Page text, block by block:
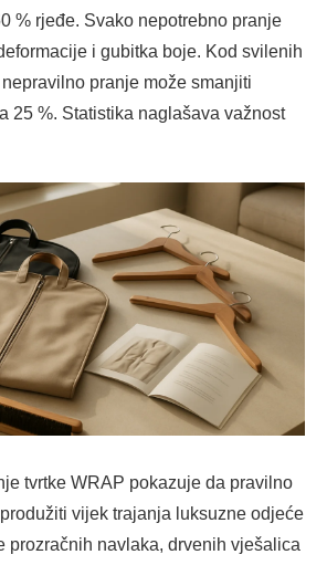
% rjeđe. Svako nepotrebno pranje
i gubitka boje. Kod svilenih
pranje može smanjiti
25 %. Statistika naglašava važnost
tvrtke WRAP pokazuje da pravilno
vijek trajanja luksuzne odjeće
prozračnih navlaka, drvenih vješalica